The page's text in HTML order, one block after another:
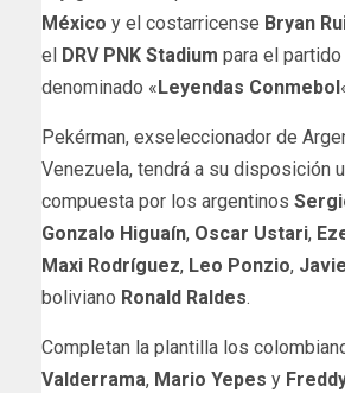
México y el costarricense Bryan
el
DRV PNK Stadium para el
denominado « Leyendas Conmebol
Pekérman, exseleccionador de
Venezuela, tendrá a su disposición
compuesta por los argentinos
Gonzalo Higuaín, Oscar Ustari,
Maxi Rodríguez, Leo Ponzio,
boliviano Ronald Raldes.
Completan la plantilla los
Valderrama, Mario Yepes y